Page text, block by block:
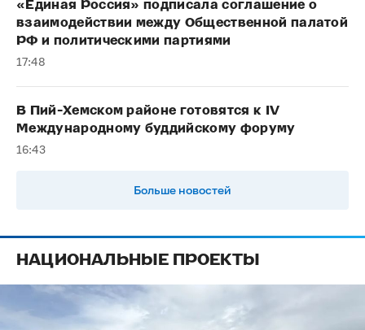
«Единая Россия» подписала соглашение о
взаимодействии между Общественной палатой
РФ и политическими партиями
17:48
В Пий-Хемском районе готовятся к IV
Международному буддийскому форуму
16:43
Больше новостей
НАЦИОНАЛЬНЫЕ ПРОЕКТЫ